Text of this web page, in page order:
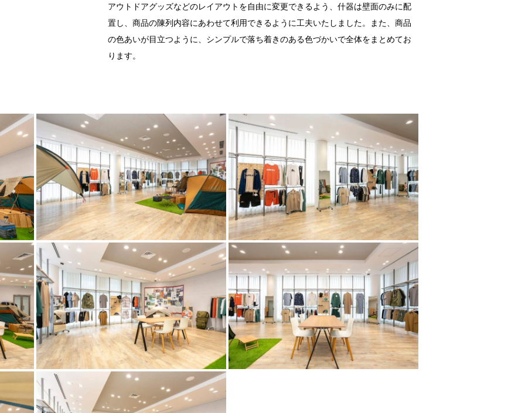
アウトドアグッズなどのレイアウトを自由に変更できるよう、什器は壁面のみに配
置し、商品の陳列内容にあわせて利用できるように工夫いたしました。また、商品
の色あいが目立つように、シンプルで落ち着きのある色づかいで全体をまとめてお
ります。